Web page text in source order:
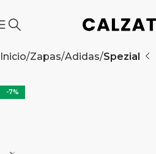
Inicio Zapas Adidas Spezial
-7%